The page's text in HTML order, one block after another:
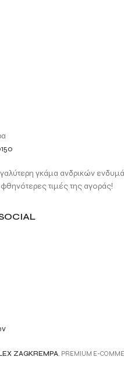
γκάμα ανδρικών
τιμές της αγοράς!
ZAGKREMPA. PREMIUM E-